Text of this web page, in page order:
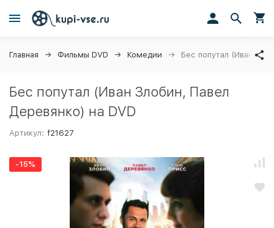
Главная Фильмы DVD Комедии Бес попутал (Иван
Бес попутал (Иван Злобин, Павел
Деревянко) на DVD
Артикул: f21627
-15%